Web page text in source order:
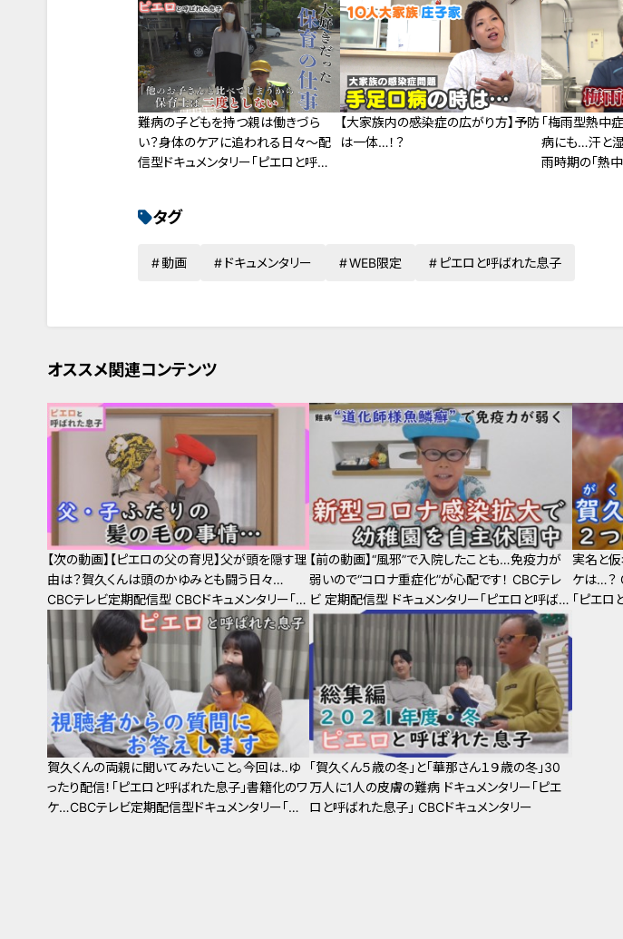
ディスタンス
難病の子どもを持つ親は働きづら
い？身体のケアに追われる日々～配
信型ドキュメンタリー「ピエロと呼ば
【大家族内の感染症の広がり方】予防
は一体…！？
「梅雨型熱中
病にも…汗と
雨時期の「熱
タグ
動画 ドキュメンタリー WEB限定 ピエロと呼ばれた息子
オススメ関連コンテンツ
【次の動画】【ピエロの父の育児】父が頭を隠す理
由は？賀久くんは頭のかゆみとも闘う日々…
CBCテレビ定期配信型 CBCドキュメンタリー「ピ
エロと呼ばれた息子」第４６話
【前の動画】“風邪”で入院したことも…免疫力が
弱いので“コロナ重症化”が心配です！ CBCテレ
ビ 定期配信型 ドキュメンタリー「ピエロと呼ばれ
た息子」第４４話
実名と
ケは…？
「ピエロ
賀久くんの両親に聞いてみたいこと。今回は‥ゆ
ったり配信！「ピエロと呼ばれた息子」書籍化のワ
ケ…CBCテレビ定期配信型ドキュメンタリー「道
「賀久くん５歳の冬」と「華那さん１９歳の冬」30
万人に1人の皮膚の難病 ドキュメンタリー「ピエ
ロと呼ばれた息子」 CBCドキュメンタリー